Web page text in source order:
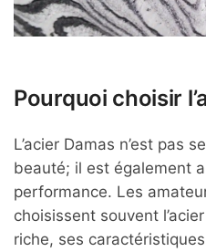
Pourquoi choisir
L’acier Damas n’est pas
beauté; il est également
performance. Les
choisissent souvent
riche, ses